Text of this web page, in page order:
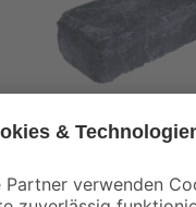
Mauerstein 'Verona